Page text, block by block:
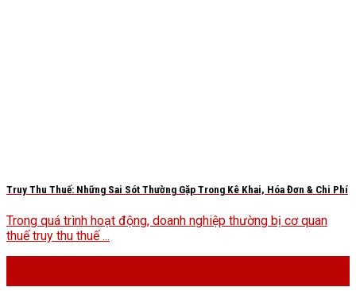
Truy Thu Thuế: Những Sai Sót Thường Gặp Trong Kê Khai, Hóa Đơn & Chi Phí
Trong quá trình hoạt động, doanh nghiệp thường bị cơ quan
thuế truy thu thuế ...